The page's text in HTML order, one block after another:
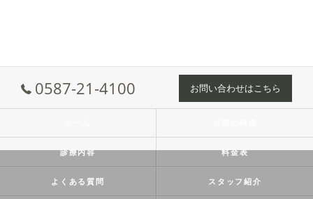
0587-21-4100 お問い合わせはこちら
診療内容 料金表
よくある質問 スタッフ紹介